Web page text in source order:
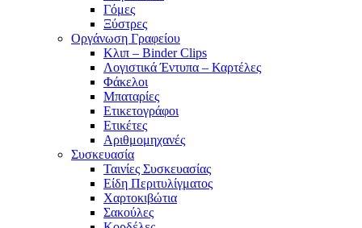
Γόμες
Ξύστρες
Οργάνωση Γραφείου
Κλιπ – Binder Clips
Λογιστικά Έντυπα – Καρτέλες
Φάκελοι
Μπαταρίες
Ετικετογράφοι
Ετικέτες
Αριθμομηχανές
Συσκευασία
Ταινίες Συσκευασίας
Είδη Περιτυλίγματος
Χαρτοκιβώτια
Σακούλες